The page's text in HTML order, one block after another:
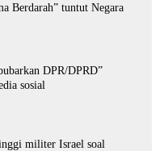
Berdarah” tuntut Negara
DPR/DPRD”
sosial
militer Israel soal